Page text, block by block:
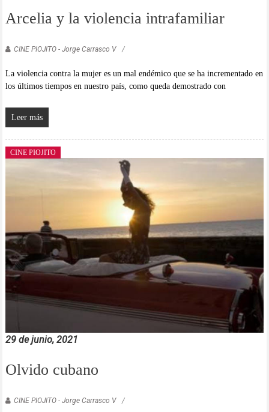
Arcelia y la violencia intrafamiliar
CINE PIOJITO - Jorge Carrasco V
La violencia contra la mujer es un mal endémico que se ha incrementado en
los últimos tiempos en nuestro país, como queda demostrado con
Leer más
CINE PIOJITO
29 de junio, 2021
Olvido cubano
CINE PIOJITO - Jorge Carrasco V